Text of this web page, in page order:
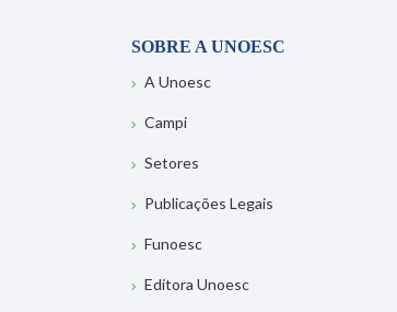
SOBRE A UNOESC
A Unoesc
Campi
Setores
Publicações Legais
Funoesc
Editora Unoesc